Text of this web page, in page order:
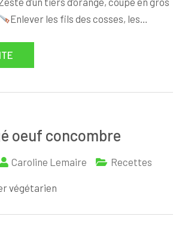
Enlever les fils des cosses, les…
oeuf concombre
Caroline Lemaire Recettes
végétarien